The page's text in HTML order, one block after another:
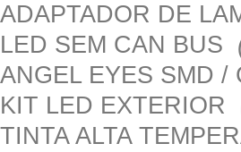
ADAPTADOR DE
LED SEM CAN BUS
ANGEL EYES SMD
KIT LED EXTERIOR
TINTA ALTA